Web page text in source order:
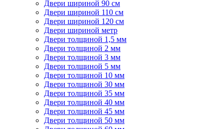
Двери шириной 90 см
Двери шириной 110 см
Двери шириной 120 см
Двери шириной метр
Двери толщиной 1,5 мм
Двери толщиной 2 мм
Двери толщиной 3 мм
Двери толщиной 5 мм
Двери толщиной 10 мм
Двери толщиной 30 мм
Двери толщиной 35 мм
Двери толщиной 40 мм
Двери толщиной 45 мм
Двери толщиной 50 мм